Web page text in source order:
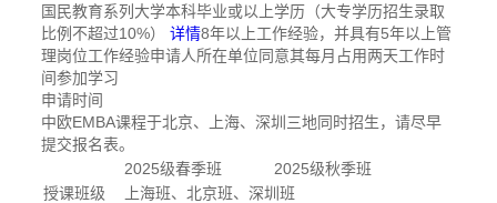
国民教育系列大学本科毕业或以上学历（大专学历招生录取
比例不超过10%）详情8年以上工作经验，并具有5年以上管
理岗位工作经验申请人所在单位同意其每月占用两天工作时
间参加学习
申请时间
中欧EMBA课程于北京、上海、深圳三地同时招生，请尽早
提交报名表。
2025级春季班
2025级秋季班
授课班级
上海班、北京班、深圳班